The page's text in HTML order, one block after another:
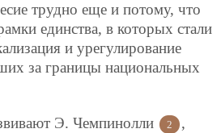
трудно еще и потому, что
единства, в которых стали
и урегулирование
за границы национальных
Э. Чемпинолли 2
,